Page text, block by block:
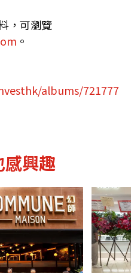
，可瀏覽
。
albums/721777
興趣